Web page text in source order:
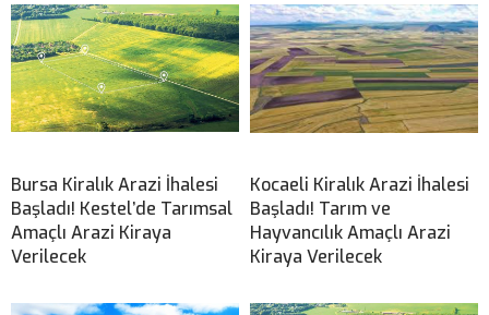
Bursa Kiralık Arazi İhalesi
Başladı! Kestel’de Tarımsal
Amaçlı Arazi Kiraya
Verilecek
Kocaeli Kiralık Arazi İhalesi
Başladı! Tarım ve
Hayvancılık Amaçlı Arazi
Kiraya Verilecek